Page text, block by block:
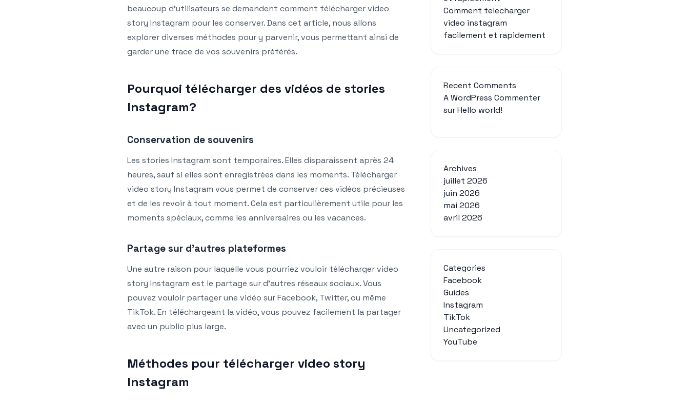
beaucoup d’utilisateurs se demandent comment télécharger video
story Instagram pour les conserver. Dans cet article, nous allons
explorer diverses méthodes pour y parvenir, vous permettant ainsi de
garder une trace de vos souvenirs préférés.
Pourquoi télécharger des vidéos de stories
Instagram?
Conservation de souvenirs
Les stories Instagram sont temporaires. Elles disparaissent après 24
heures, sauf si elles sont enregistrées dans les moments. Télécharger
video story Instagram vous permet de conserver ces vidéos précieuses
et de les revoir à tout moment. Cela est particulièrement utile pour les
moments spéciaux, comme les anniversaires ou les vacances.
Partage sur d’autres plateformes
Une autre raison pour laquelle vous pourriez vouloir télécharger video
story Instagram est le partage sur d’autres réseaux sociaux. Vous
pouvez vouloir partager une vidéo sur Facebook, Twitter, ou même
TikTok. En téléchargeant la vidéo, vous pouvez facilement la partager
avec un public plus large.
Méthodes pour télécharger video story
Instagram
Comment telecharger
video instagram
facilement et rapidement
Recent Comments
A WordPress Commenter
surHello world!
Archives
juillet 2026
juin 2026
mai 2026
avril 2026
Categories
Facebook
Guides
Instagram
TikTok
Uncategorized
YouTube